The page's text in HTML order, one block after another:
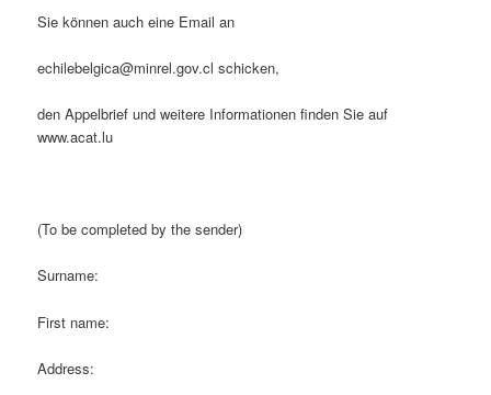
Sie können auch eine Email an
echilebelgica@minrel.gov.cl schicken,
den Appelbrief und weitere Informationen finden Sie auf
www.acat.lu
(To be completed by the sender)
Surname:
First name:
Address: